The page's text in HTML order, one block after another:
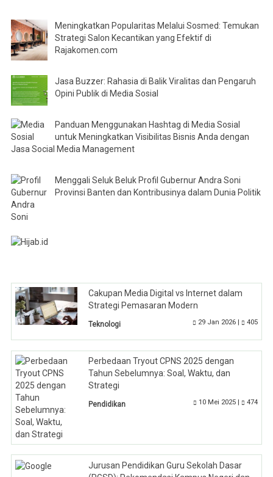
Meningkatkan Popularitas Melalui Sosmed: Temukan
Strategi Salon Kecantikan yang Efektif di
Rajakomen.com
Jasa Buzzer: Rahasia di Balik Viralitas dan Pengaruh
Opini Publik di Media Sosial
Panduan Menggunakan Hashtag di Media Sosial
untuk Meningkatkan Visibilitas Bisnis Anda dengan
Jasa Social Media Management
Menggali Seluk Beluk Profil Gubernur Andra Soni
Provinsi Banten dan Kontribusinya dalam Dunia Politik
Cakupan Media Digital vs Internet dalam
Strategi Pemasaran Modern
Teknologi 29 Jan 2026 | 405
Perbedaan Tryout CPNS 2025 dengan
Tahun Sebelumnya: Soal, Waktu, dan
Strategi
Pendidikan 10 Mei 2025 | 474
Jurusan Pendidikan Guru Sekolah Dasar